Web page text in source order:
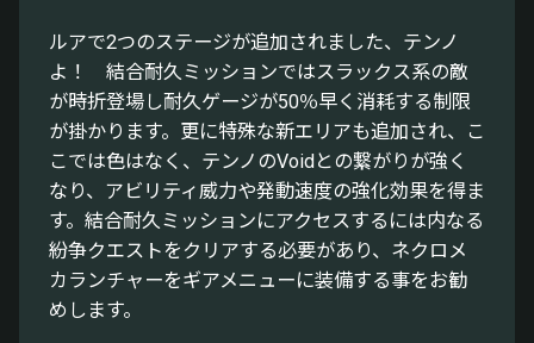
ルアで2つのステージが追加されました、テンノ
よ！ 結合耐久ミッションではスラックス系の敵
が時折登場し耐久ゲージが50％早く消耗する制限
が掛かります。更に特殊な新エリアも追加され、こ
こでは色はなく、テンノのVoidとの繋がりが強く
なり、アビリティ威力や発動速度の強化効果を得ま
す。結合耐久ミッションにアクセスするには内なる
紛争クエストをクリアする必要があり、ネクロメ
カランチャーをギアメニューに装備する事をお勧
めします。